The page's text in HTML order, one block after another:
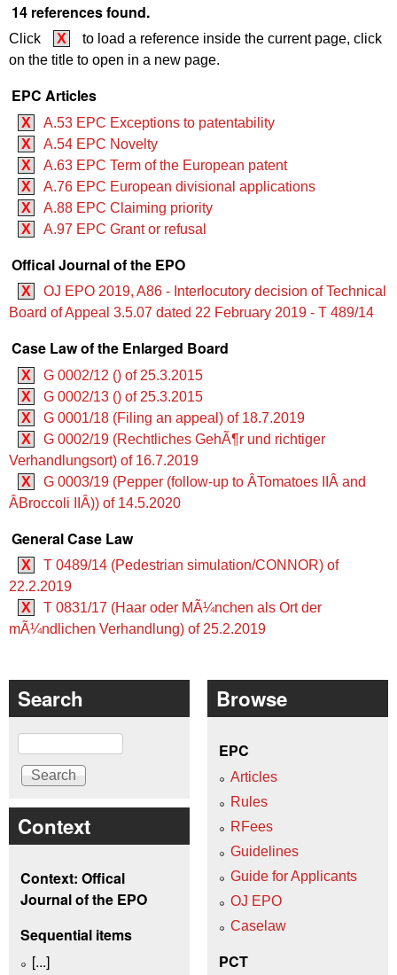
14 references found.
Click X
to load a reference inside the current page, click
on the title to open in a new page.
EPC Articles
X
A.53 EPC Exceptions to patentability
X
A.54 EPC Novelty
X
A.63 EPC Term of the European patent
X
A.76 EPC European divisional applications
X
A.88 EPC Claiming priority
X
A.97 EPC Grant or refusal
Offical Journal of the EPO
X
OJ EPO 2019, A86 - Interlocutory decision of Technical
Board of Appeal 3.5.07 dated 22 February 2019 - T 489/14
Case Law of the Enlarged Board
X
G 0002/12 () of 25.3.2015
X
G 0002/13 () of 25.3.2015
X
G 0001/18 (Filing an appeal) of 18.7.2019
X
G 0002/19 (Rechtliches GehÃ¶r und richtiger
Verhandlungsort) of 16.7.2019
X
G 0003/19 (Pepper (follow-up to ÂTomatoes IIÂ and
ÂBroccoli IIÂ)) of 14.5.2020
General Case Law
X
T 0489/14 (Pedestrian simulation/CONNOR) of
22.2.2019
X
T 0831/17 (Haar oder MÃ¼nchen als Ort der
mÃ¼ndlichen Verhandlung) of 25.2.2019
Search
Search
Context
Context: Offical
Journal of the EPO
Sequential items
[...]
Browse
EPC
Articles
Rules
RFees
Guidelines
Guide for Applicants
OJ EPO
Caselaw
PCT